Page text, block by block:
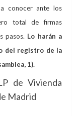
conocer ante los
total de firmas
pasos. Lo harán a
del registro de la
1).